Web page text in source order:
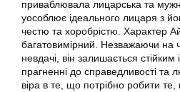
приваблювала лицарська та
уособлює ідеального лицаря з
честю та хоробрістю. Характер
багатовимірний. Незважаючи на
невдачі, він залишається
прагненні до справедливості та
віра в те, що потрібно робити